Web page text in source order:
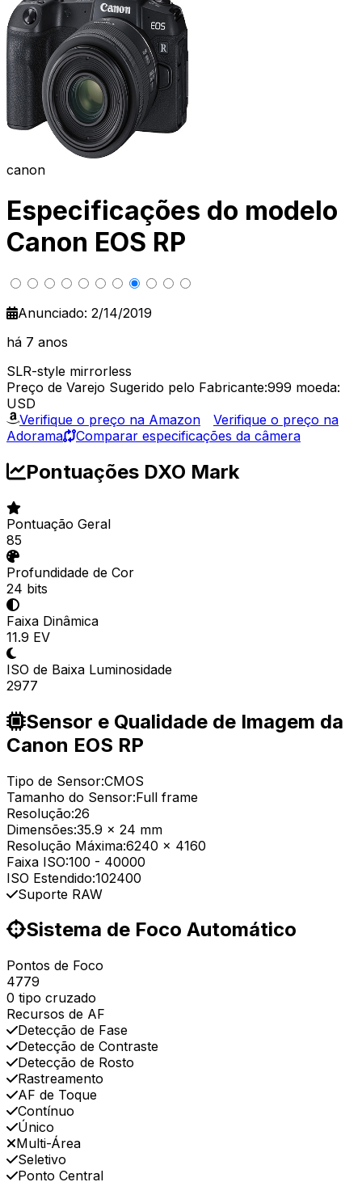
canon
Especificações do modelo
Canon EOS RP
Anunciado: 2/14/2019
há 7 anos
SLR-style mirrorless
Preço de Varejo Sugerido pelo Fabricante:999 moeda:
USD
Verifique o preço na Amazon
Verifique o preço na
Adorama
Comparar especificações da câmera
Pontuações DXO Mark
Pontuação Geral
85
Profundidade de Cor
24 bits
Faixa Dinâmica
11.9 EV
ISO de Baixa Luminosidade
2977
Sensor e Qualidade de Imagem da
Canon EOS RP
Tipo de Sensor:CMOS
Tamanho do Sensor:Full frame
Resolução:26
Dimensões:35.9 x 24 mm
Resolução Máxima:6240 x 4160
Faixa ISO:100 - 40000
ISO Estendido:102400
Suporte RAW
Sistema de Foco Automático
Pontos de Foco
4779
0 tipo cruzado
Recursos de AF
Detecção de Fase
Detecção de Contraste
Detecção de Rosto
Rastreamento
AF de Toque
Contínuo
Único
Multi-Área
Seletivo
Ponto Central